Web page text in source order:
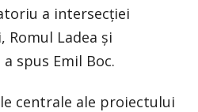
a intersecției
Ladea și
spus Emil Boc.
centrale ale proiectului